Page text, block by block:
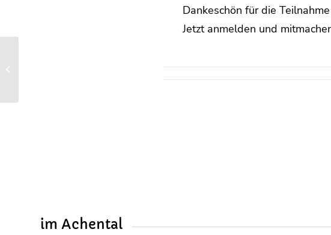
Dankeschön für die
Jetzt anmelden und
im Achental